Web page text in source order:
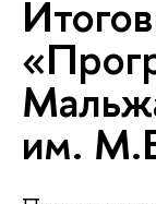
им.